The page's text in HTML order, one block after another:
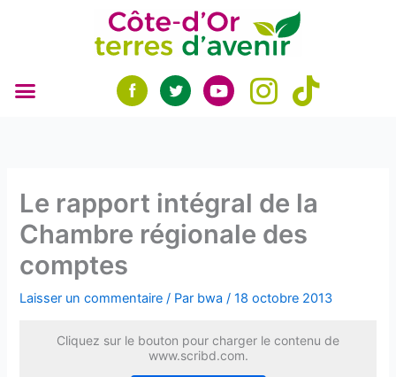
Le rapport intégral de la
Chambre régionale des
comptes
Laisser un commentaire / Par bwa/18 octobre 2013
Cliquez sur le bouton pour charger le contenu de
www.scribd.com.